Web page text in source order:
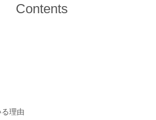
Contents
理由